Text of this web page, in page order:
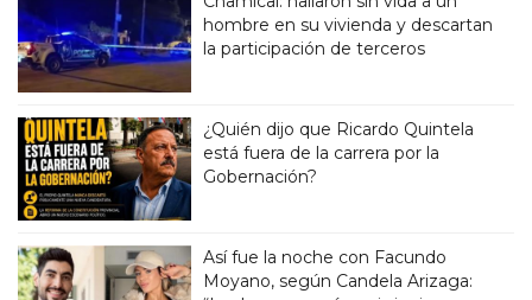
hombre en su vivienda y descartan
la participación de terceros
¿Quién dijo que Ricardo Quintela
está fuera de la carrera por la
Gobernación?
Así fue la noche con Facundo
Moyano, según Candela Arizaga: